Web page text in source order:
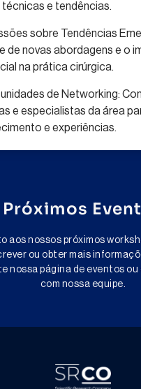
técnicas e tendências.
sobre Tendências
de novas abordagens e o
na prática cirúrgica.
de Networking:
e especialistas da área
e experiências.
Próximos
aos nossos próximos
ou obter mais
nossa página de eventos
com nossa equipe.